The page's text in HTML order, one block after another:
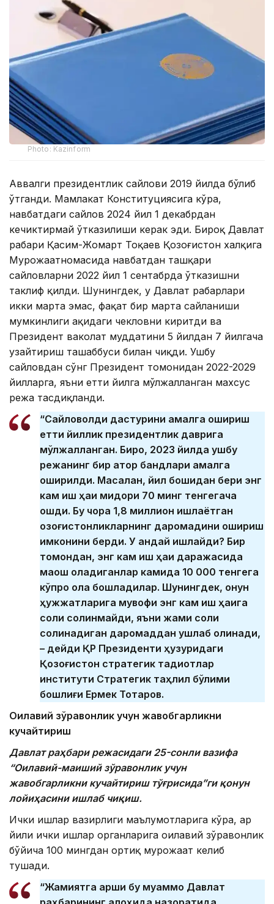
Photo: Kazinform
Аввалги президентлик сайлови 2019 йилда бўлиб
ўтганди. Мамлакат Конституциясига кўра,
навбатдаги сайлов 2024 йил 1 декабрдан
кечиктирмай ўтказилиши керак эди. Бироқ Давлат
раҳбари Қасим-Жомарт Тоқаев Қозоғистон халқига
Мурожаатномасида навбатдан ташқари
сайловларни 2022 йил 1 сентабрда ўтказишни
таклиф қилди. Шунингдек, у Давлат раҳбарлари
икки марта эмас, фақат бир марта сайланиши
мумкинлиги ҳақидаги чекловни киритди ва
Президент ваколат муддатини 5 йилдан 7 йилгача
узайтириш ташаббуси билан чиқди. Ушбу
сайловдан сўнг Президент томонидан 2022-2029
йилларга, яъни етти йилга мўлжалланган махсус
режа тасдиқланди.
“Сайловолди дастурини амалга ошириш
етти йиллик президентлик даврига
мўлжалланган. Бироқ, 2023 йилда ушбу
режанинг бир қатор бандлари амалга
оширилди. Масалан, йил бошидан бери энг
кам иш ҳақи миқдори 70 минг тенгегача
ошди. Бу чора 1,8 миллион ишлаётган
қозоғистонликларнинг даромадини ошириш
имконини берди. У қандай ишлайди? Бир
томондан, энг кам иш ҳақи даражасида
маош оладиганлар камида 10 000 тенгега
кўпроқ ола бошладилар. Шунингдек, қонун
ҳужжатларига мувофиқ энг кам иш ҳақига
солиқ солинмайди, яъни жами солиқ
солинадиган даромаддан ушлаб қолинади,
– дейди ҚР Президенти ҳузуридаги
Қозоғистон стратегик тадқиқотлар
институти Стратегик таҳлил бўлими
бошлиғи Ермек Тоқтаров.
Оилавий зўравонлик учун жавобгарликни
кучайтириш
Давлат раҳбари режасидаги 25-сонли вазифа
“Оилавий-маиший зўравонлик учун
жавобгарликни кучайтириш тўғрисида”ги қонун
лойиҳасини ишлаб чиқиш.
Ички ишлар вазирлиги маълумотларига кўра, ҳар
йили ички ишлар органларига оилавий зўравонлик
бўйича 100 мингдан ортиқ мурожаат келиб
тушади.
“Жамиятга қарши бу муаммо Давлат